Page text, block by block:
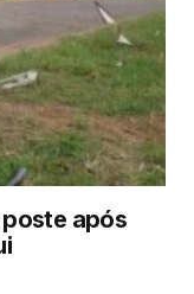
após